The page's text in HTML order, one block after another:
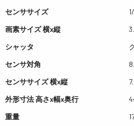
センササイズ
画素サイズ 横x縦
シャッタ
センサ対角
センササイズ 横x縦
外形寸法 高さx幅x奥行
重量